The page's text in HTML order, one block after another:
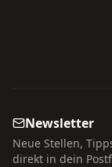
Newsletter
Neue Stellen,
direkt in dein